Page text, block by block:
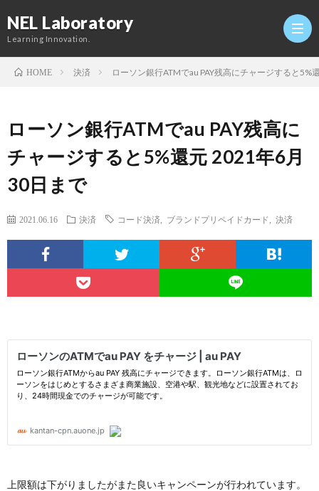
NEL Laboratory
Learning Innovation.
HOME 決済 ローソン銀行ATMでau PAY残高にチャージすると5%
ローソン銀行ATMでau PAY残高に
チャージすると5%還元 2021年6月
30日まで
2021.06.16 決済 コード決済 ブランドプリペイドカード 決済
上限額は下がりましたがまた良いキャンペーンが行われています。